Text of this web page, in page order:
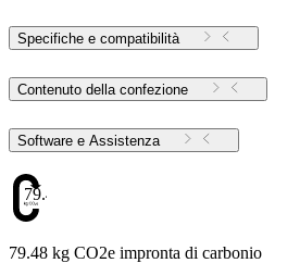
Specifiche e compatibilità
Contenuto della confezione
Software e Assistenza
79.48
79.48 kg CO2e impronta di carbonio